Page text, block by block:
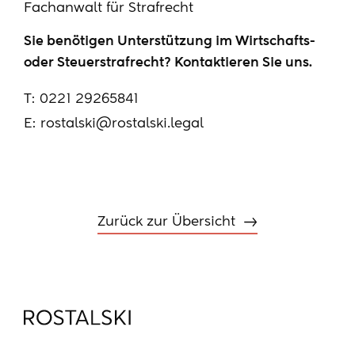
Fachanwalt für Strafrecht
Sie benötigen Unterstützung im Wirtschafts-
oder Steuerstrafrecht? Kontaktieren Sie uns.
T: 0221 29265841
E: rostalski@rostalski.legal
Zurück zur Übersicht